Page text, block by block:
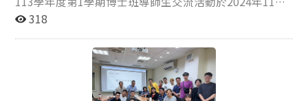
與同儕間的無私分享，博士生們得以在漫長且充滿挑戰 的
挑戰。 (圖文：博士生劉怡恬)
的歷程。 談及未來可能的趨勢，陳教授提出了值得關注
的前瞻判斷，他說，目前學界針對AI使用的標註方式、甚
至將AI列為共同作者的作法，可能只是過渡期現象。他進
一步指出，AI的普及將可能拉開研究者間的差距，形成
「M型化」生態：少數研究者仍然依循嚴謹考據、深度文
本閱讀（close reading）與嚴密方法論，而另一群人則可
能仰賴AI自動生成、漸失研究基本功。他呼籲，AI再強，
內容涵蓋「博士班修業規定」、「國內外學術發表」、
「資格檢定考試備考」及「學業與生活平衡」等面向，為
新生帶來實務建議與心路指引。新生們不僅獲得實用經
驗，也深刻感受到博士班「傳承與支持」的學術氛圍。
迎新茶會作為傳播學院博士班的重要傳統活動，透過搭建
新生與師長、同儕交流互動的平台，期望能夠幫助其快速
日，在傳播學院研討室舉行。本活動為每學期舉辦的博士
及博士班張郁敏主任參加，與16名報名參與活動的博士生
聚餐，並分享研究心得與近況。 本次活動特別邀請本院
博士候選人許弘諺擔任分享人，分享其出國進行研究發表
的經驗，並為在場博士生提供寶貴的指導。許弘諺介紹了
318